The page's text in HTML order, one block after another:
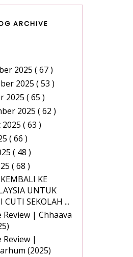
ARCHIVE
2025 ( 67 )
2025 ( 53 )
2025 ( 65 )
2025 ( 62 )
( 63 )
( 66 )
( 48 )
( 68 )
KE
UNTUK
CUTI SEKOLAH ...
Review | Chhaava
Review |
(2025)